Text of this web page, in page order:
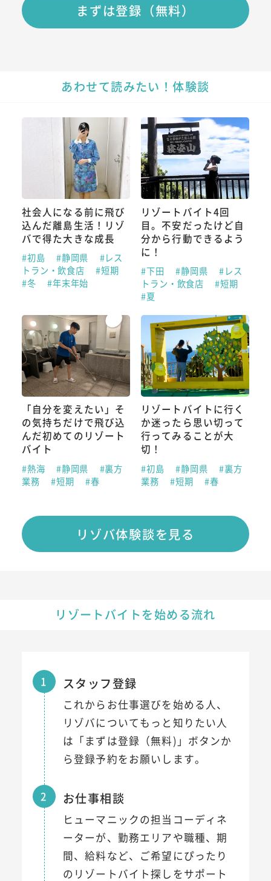
まずは登録（無料）
あわせて読みたい！体験談
社会人になる前に飛び
込んだ離島生活！リゾ
バで得た大きな成長
#初島 #静岡県
#レス
トラン・飲食店
#短期
#冬
#年末年始
リゾートバイト4回
目。不安だったけど自
分から行動できるよう
に！
#下田 #静岡県
#レス
トラン・飲食店
#短期
#夏
「自分を変えたい」そ
の気持ちだけで飛び込
んだ初めてのリゾート
バイト
#熱海 #静岡県
#裏方
業務
#短期 #春
リゾートバイトに行く
か迷ったら思い切って
行ってみることが大
切！
#初島 #静岡県
#裏方
業務
#短期 #春
リゾバ体験談を見る
リゾートバイトを始める流れ
1 スタッフ登録
これからお仕事選びを始める人、
リゾバについてもっと知りたい人
は「まずは登録（無料)」ボタンか
ら登録予約をお願いします。
2 お仕事相談
ヒューマニックの担当コーディネ
ーターが、勤務エリアや職種、期
間、給料など、ご希望にぴったり
のリゾートバイト探しをサポート